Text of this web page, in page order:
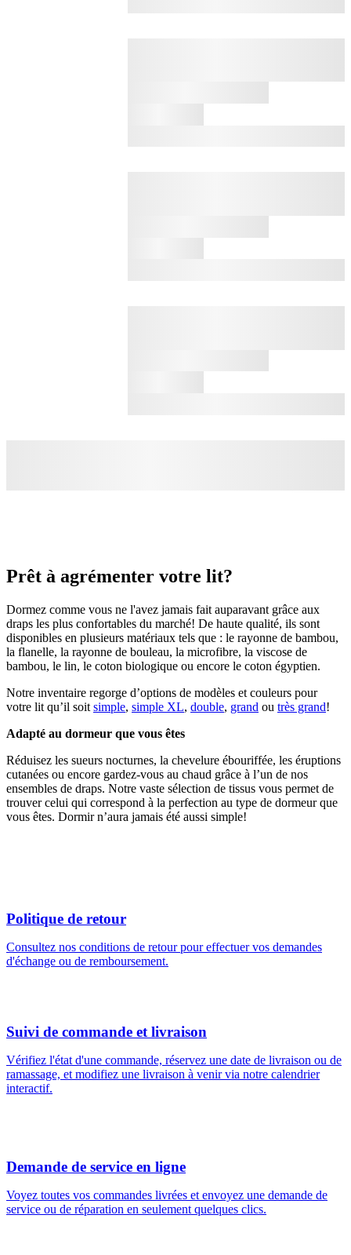
Prêt à agrémenter votre lit?
Dormez comme vous ne l'avez jamais fait auparavant grâce aux
draps les plus confortables du marché! De haute qualité, ils sont
disponibles en plusieurs matériaux tels que : le rayonne de bambou,
la flanelle, la rayonne de bouleau, la microfibre, la viscose de
bambou, le lin, le coton biologique ou encore le coton égyptien.
Notre inventaire regorge d’options de modèles et couleurs pour
votre lit qu’il soit simple, simple XL, double, grand ou très grand!
Adapté au dormeur que vous êtes
Réduisez les sueurs nocturnes, la chevelure ébouriffée, les éruptions
cutanées ou encore gardez-vous au chaud grâce à l’un de nos
ensembles de draps. Notre vaste sélection de tissus vous permet de
trouver celui qui correspond à la perfection au type de dormeur que
vous êtes. Dormir n’aura jamais été aussi simple!
Politique de retour
Consultez nos conditions de retour pour effectuer vos demandes
d'échange ou de remboursement.
Suivi de commande et livraison
Vérifiez l'état d'une commande, réservez une date de livraison ou de
ramassage, et modifiez une livraison à venir via notre calendrier
interactif.
Demande de service en ligne
Voyez toutes vos commandes livrées et envoyez une demande de
service ou de réparation en seulement quelques clics.